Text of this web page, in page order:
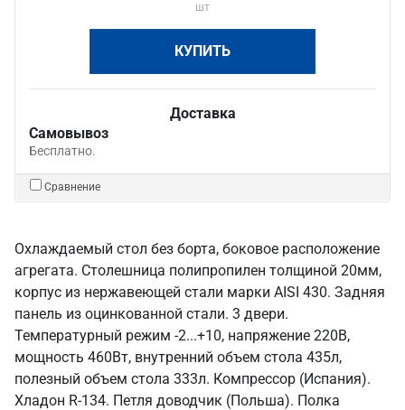
шт
КУПИТЬ
Доставка
Самовывоз
Бесплатно.
Сравнение
Охлаждаемый стол без борта, боковое расположение
агрегата. Столешница полипропилен толщиной 20мм,
корпус из нержавеющей стали марки AISI 430. Задняя
панель из оцинкованной стали. 3 двери.
Температурный режим -2...+10, напряжение 220В,
мощность 460Вт, внутренний объем стола 435л,
полезный объем стола 333л. Компрессор (Испания).
Хладон R-134. Петля доводчик (Польша). Полка